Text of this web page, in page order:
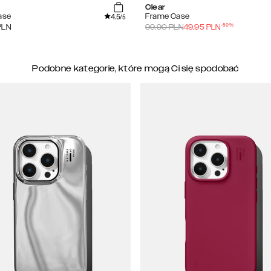
4.5/5
Clear
Frame Case
99.90PLN49.95 PLN-50%
Podobne kategorie, które mogą Ci się spodobać